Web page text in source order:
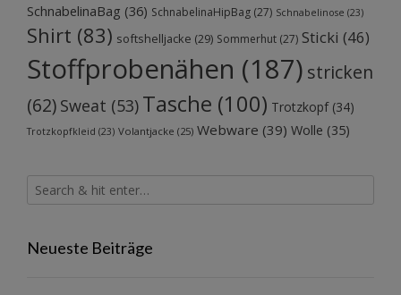
SchnabelinaBag (36) SchnabelinaHipBag (27) Schnabelinose (23)
Shirt (83) softshelljacke (29) Sommerhut (27) Sticki (46)
Stoffprobenähen (187) stricken
(62) Sweat (53) Tasche (100) Trotzkopf(34)
Trotzkopfkleid (23) Volantjacke (25) Webware (39) Wolle (35)
Neueste Beiträge